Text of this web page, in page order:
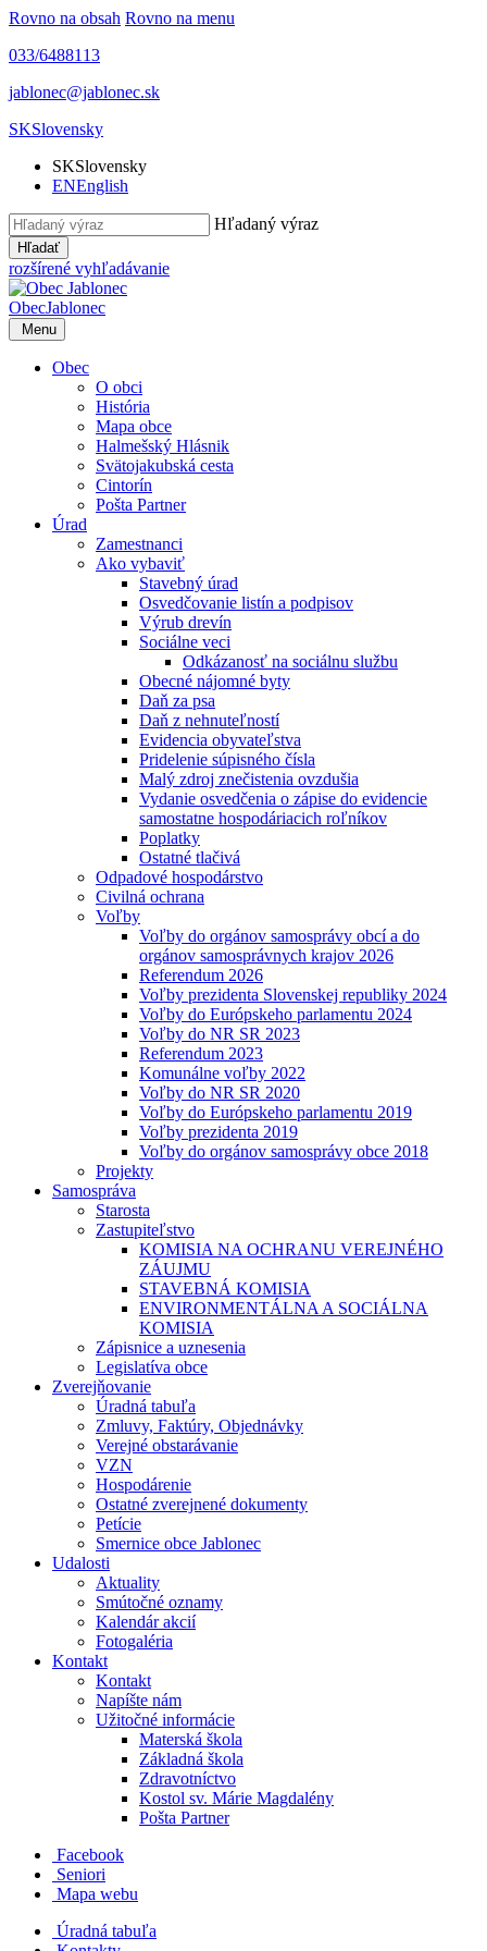
Rovno na obsah Rovno na menu
033/6488113
jablonec@jablonec.sk
SKSlovensky
SKSlovensky
ENEnglish
Hľadaný výraz
Hľadať
rozšírené vyhľadávanie
ObecJablonec
Menu
Obec
O obci
História
Mapa obce
Halmešský Hlásnik
Svätojakubská cesta
Cintorín
Pošta Partner
Úrad
Zamestnanci
Ako vybaviť
Stavebný úrad
Osvedčovanie listín a podpisov
Výrub drevín
Sociálne veci
Odkázanosť na sociálnu službu
Obecné nájomné byty
Daň za psa
Daň z nehnuteľností
Evidencia obyvateľstva
Pridelenie súpisného čísla
Malý zdroj znečistenia ovzdušia
Vydanie osvedčenia o zápise do evidencie
samostatne hospodáriacich roľníkov
Poplatky
Ostatné tlačivá
Odpadové hospodárstvo
Civilná ochrana
Voľby
Voľby do orgánov samosprávy obcí a do
orgánov samosprávnych krajov 2026
Referendum 2026
Voľby prezidenta Slovenskej republiky 2024
Voľby do Európskeho parlamentu 2024
Voľby do NR SR 2023
Referendum 2023
Komunálne voľby 2022
Voľby do NR SR 2020
Voľby do Európskeho parlamentu 2019
Voľby prezidenta 2019
Voľby do orgánov samosprávy obce 2018
Projekty
Samospráva
Starosta
Zastupiteľstvo
KOMISIA NA OCHRANU VEREJNÉHO
ZÁUJMU
STAVEBNÁ KOMISIA
ENVIRONMENTÁLNA A SOCIÁLNA
KOMISIA
Zápisnice a uznesenia
Legislatíva obce
Zverejňovanie
Úradná tabuľa
Zmluvy, Faktúry, Objednávky
Verejné obstarávanie
VZN
Hospodárenie
Ostatné zverejnené dokumenty
Petície
Smernice obce Jablonec
Udalosti
Aktuality
Smútočné oznamy
Kalendár akcií
Fotogaléria
Kontakt
Kontakt
Napíšte nám
Užitočné informácie
Materská škola
Základná škola
Zdravotníctvo
Kostol sv. Márie Magdalény
Pošta Partner
Facebook
Seniori
Mapa webu
Úradná tabuľa